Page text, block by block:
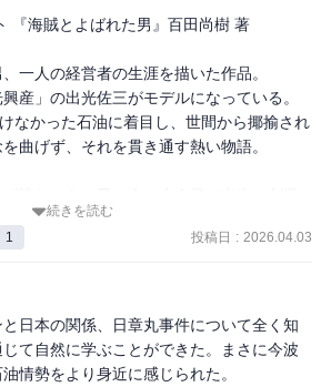
になっているけれど、そもそもなぜ起こ
含めて理解できたから今読めてよかっ
も出来事としては理解しているつもりだ
当時の日本の様子が分かりやすく描かれ
て胸熱
『海賊とよばれた男』百田尚樹 著
一人の経営者の生涯を描いた作品。
産」の出光佐三がモデルになっている。
なかった石油に着目し、世間から揶揄され
曲げず、それを貫き通す熱い物語。
品であるが、非常に感銘を受けた。会社
い、自分の信念を貫く。僕の今後の人生
響を受けた。
する際、「何をしたいか」ではなく「誰
。人は一人では生きていけない。休暇後
目で、正直内容があいまいな部分が多
す。
続きを読む
1 投稿日 : 2026.04.03
日本の関係、日章丸事件について全く知
て自然に学ぶことができた。まさに今波
情勢をより身近に感じられた。